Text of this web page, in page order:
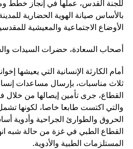
للجنة القدس، عملها في إنجاز خطط
بالأساس صيانة الهوية الحضارية
الأوضاع الاجتماعية والمعيشية
أصحاب السعادة، حضرات السيدات
أمام الكارثة الإنسانية التي يعيشها
ثلاث مناسبات، بإرسال مساعدات
القطاع، جرى تأمين إيصالها من
والتي اكتست طابعا خاصا، لكونها
الحروق والطوارئ الجراحية وأدوية
القطاع الطبي في غزة من حالة شبه
المستلزمات الطبية والأدوية.